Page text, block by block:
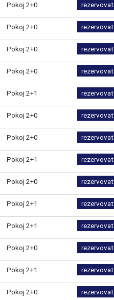
Pokoj 2+0 rezervovat
Pokoj 2+0 rezervovat
Pokoj 2+0 rezervovat
Pokoj 2+0 rezervovat
Pokoj 2+1 rezervovat
Pokoj 2+0 rezervovat
Pokoj 2+0 rezervovat
Pokoj 2+1 rezervovat
Pokoj 2+0 rezervovat
Pokoj 2+1 rezervovat
Pokoj 2+1 rezervovat
Pokoj 2+0 rezervovat
Pokoj 2+1 rezervovat
Pokoj 2+0 rezervovat